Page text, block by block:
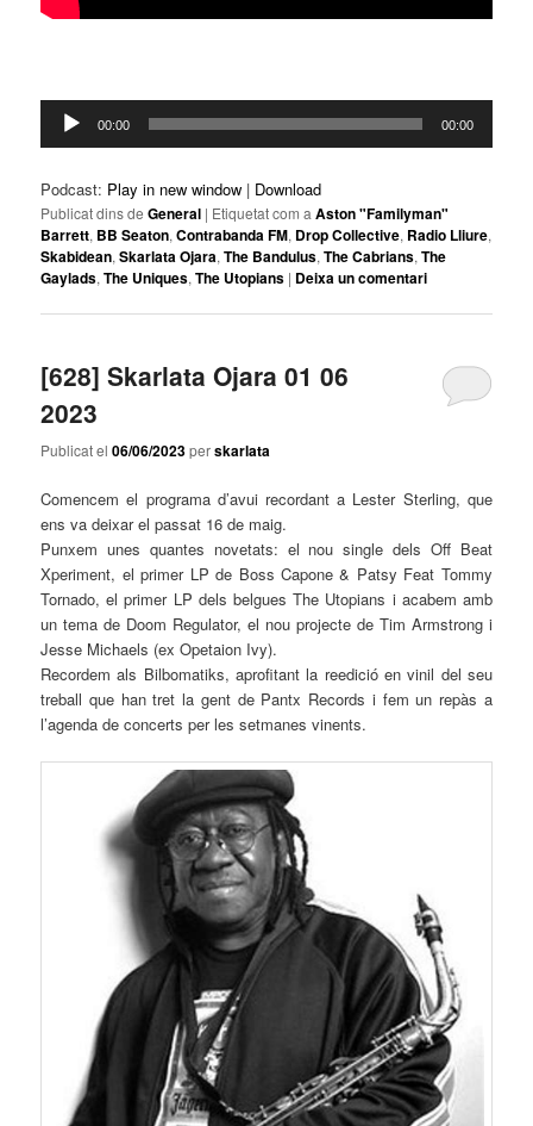
Reproductor
d'àudio
00:00 00:00
Podcast: Play in new window | Download
Publicat dins de General | Etiquetat com a Aston "Familyman"
Barrett, BB Seaton,Contrabanda FM, Drop Collective, Radio Lliure,
Skabidean,Skarlata Ojara,The Bandulus,The Cabrians,The
Gaylads,The Uniques,The Utopians | Deixa un comentari
[628] Skarlata Ojara 01 06
2023
Publicat el06/06/2023perskarlata
Comencem el programa d’avui recordant a Lester Sterling, que
ens va deixar el passat 16 de maig.
Punxem unes quantes novetats: el nou single delsOff Beat
Xperiment, el primer LP de Boss Capone & Patsy Feat Tommy
Tornado, el primer LP dels belguesThe Utopians i acabem amb
un tema de Doom Regulator, el nou projecte de Tim Armstrong i
Jesse Michaels (exOpetaion Ivy).
Recordem als Bilbomatiks, aprofitant la reedició en vinil del seu
treball que han tret la gent de Pantx Records i fem un repàs a
l’agenda de concerts per les setmanes vinents.